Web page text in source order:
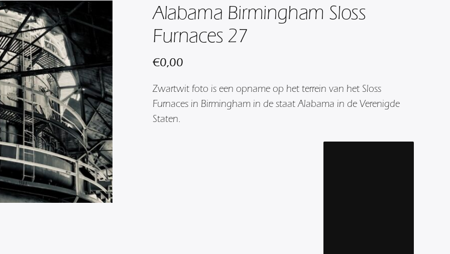
Alabama Birmingham Sloss
Furnaces 27
€0,00
Zwartwit foto is een opname op het terrein van het Sloss
Furnaces in Birmingham in de staat Alabama in de Verenigde
Staten.